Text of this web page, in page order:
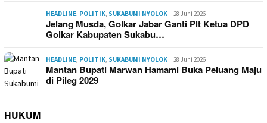
HEADLINE, POLITIK, SUKABUMI NYOLOK 28 Juni 2026
Jelang Musda, Golkar Jabar Ganti Plt Ketua DPD
Golkar Kabupaten Sukabu…
HEADLINE, POLITIK, SUKABUMI NYOLOK 28 Juni 2026
Mantan Bupati Marwan Hamami Buka Peluang Maju
di Pileg 2029
HUKUM